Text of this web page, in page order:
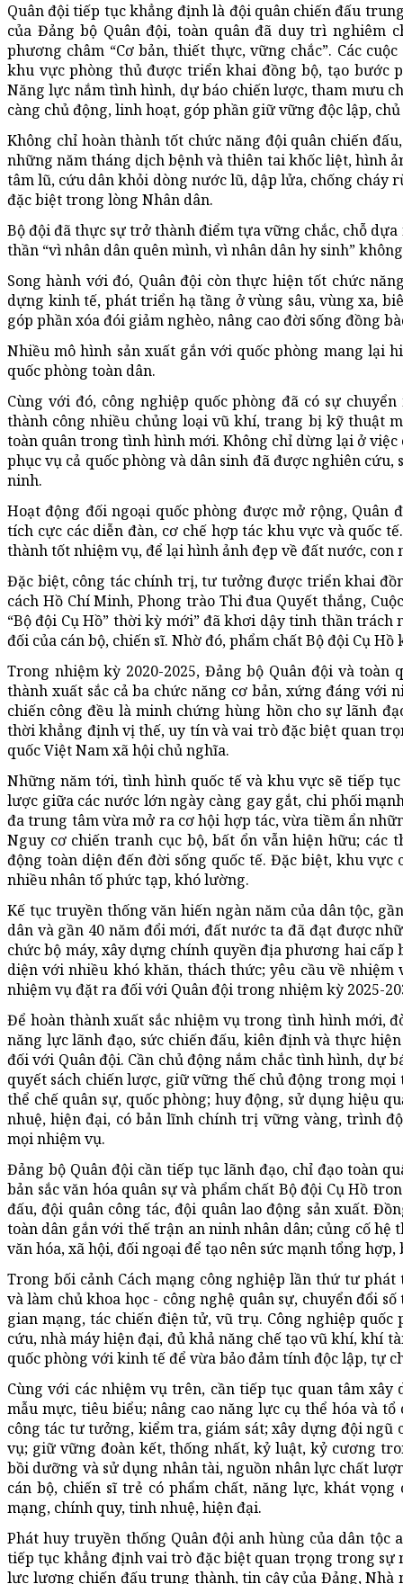
Quân đội tiếp tục khẳng định là đội quân chiến đấu
của Đảng bộ Quân đội, toàn quân đã duy trì nghiêm
phương châm “Cơ bản, thiết thực, vững chắc”. Các
khu vực phòng thủ được triển khai đồng bộ, tạo bước
Năng lực nắm tình hình, dự báo chiến lược, tham mưu
càng chủ động, linh hoạt, góp phần giữ vững độc lập,
Không chỉ hoàn thành tốt chức năng đội quân chiến
những năm tháng dịch bệnh và thiên tai khốc liệt, hình
tâm lũ, cứu dân khỏi dòng nước lũ, dập lửa, chống
đặc biệt trong lòng Nhân dân.
Bộ đội đã thực sự trở thành điểm tựa vững chắc, chỗ
thần “vì nhân dân quên mình, vì nhân dân hy sinh”
Song hành với đó, Quân đội còn thực hiện tốt chức
dựng kinh tế, phát triển hạ tầng ở vùng sâu, vùng xa,
góp phần xóa đói giảm nghèo, nâng cao đời sống đồng
Nhiều mô hình sản xuất gắn với quốc phòng mang lại
quốc phòng toàn dân.
Cùng với đó, công nghiệp quốc phòng đã có sự
thành công nhiều chủng loại vũ khí, trang bị kỹ thuật
toàn quân trong tình hình mới. Không chỉ dừng lại ở việc
phục vụ cả quốc phòng và dân sinh đã được nghiên
ninh.
Hoạt động đối ngoại quốc phòng được mở rộng,
tích cực các diễn đàn, cơ chế hợp tác khu vực và quốc
thành tốt nhiệm vụ, để lại hình ảnh đẹp về đất nước,
Đặc biệt, công tác chính trị, tư tưởng được triển khai
cách Hồ Chí Minh, Phong trào Thi đua Quyết thắng,
“Bộ đội Cụ Hồ” thời kỳ mới” đã khơi dậy tinh thần
đối của cán bộ, chiến sĩ. Nhờ đó, phẩm chất Bộ đội Cụ
Trong nhiệm kỳ 2020-2025, Đảng bộ Quân đội và
thành xuất sắc cả ba chức năng cơ bản, xứng đáng với
chiến công đều là minh chứng hùng hồn cho sự lãnh
thời khẳng định vị thế, uy tín và vai trò đặc biệt quan
quốc Việt Nam xã hội chủ nghĩa.
Những năm tới, tình hình quốc tế và khu vực sẽ tiếp
lược giữa các nước lớn ngày càng gay gắt, chi phối
đa trung tâm vừa mở ra cơ hội hợp tác, vừa tiềm ẩn
Nguy cơ chiến tranh cục bộ, bất ổn vẫn hiện hữu;
động toàn diện đến đời sống quốc tế. Đặc biệt, khu
nhiều nhân tố phức tạp, khó lường.
Kế tục truyền thống văn hiến ngàn năm của dân tộc,
dân và gần 40 năm đổi mới, đất nước ta đã đạt được
chức bộ máy, xây dựng chính quyền địa phương hai
diện với nhiều khó khăn, thách thức; yêu cầu về
nhiệm vụ đặt ra đối với Quân đội trong nhiệm kỳ 2025-
Để hoàn thành xuất sắc nhiệm vụ trong tình hình mới,
năng lực lãnh đạo, sức chiến đấu, kiên định và thực
đối với Quân đội. Cần chủ động nắm chắc tình hình, dự
quyết sách chiến lược, giữ vững thế chủ động trong
thể chế quân sự, quốc phòng; huy động, sử dụng hiệu
nhuệ, hiện đại, có bản lĩnh chính trị vững vàng, trình
mọi nhiệm vụ.
Đảng bộ Quân đội cần tiếp tục lãnh đạo, chỉ đạo toàn
bản sắc văn hóa quân sự và phẩm chất Bộ đội Cụ Hồ
đấu, đội quân công tác, đội quân lao động sản xuất.
toàn dân gắn với thế trận an ninh nhân dân; củng cố
văn hóa, xã hội, đối ngoại để tạo nên sức mạnh tổng
Trong bối cảnh Cách mạng công nghiệp lần thứ tư
và làm chủ khoa học - công nghệ quân sự, chuyển đổi
gian mạng, tác chiến điện tử, vũ trụ. Công nghiệp
cứu, nhà máy hiện đại, đủ khả năng chế tạo vũ khí, khí
quốc phòng với kinh tế để vừa bảo đảm tính độc lập, tự
Cùng với các nhiệm vụ trên, cần tiếp tục quan tâm
mẫu mực, tiêu biểu; nâng cao năng lực cụ thể hóa và
công tác tư tưởng, kiểm tra, giám sát; xây dựng đội ngũ
vụ; giữ vững đoàn kết, thống nhất, kỷ luật, kỷ cương
bồi dưỡng và sử dụng nhân tài, nguồn nhân lực chất
cán bộ, chiến sĩ trẻ có phẩm chất, năng lực, khát
mạng, chính quy, tinh nhuệ, hiện đại.
Phát huy truyền thống Quân đội anh hùng của dân
tiếp tục khẳng định vai trò đặc biệt quan trọng trong
lực lượng chiến đấu trung thành, tin cậy của Đảng,